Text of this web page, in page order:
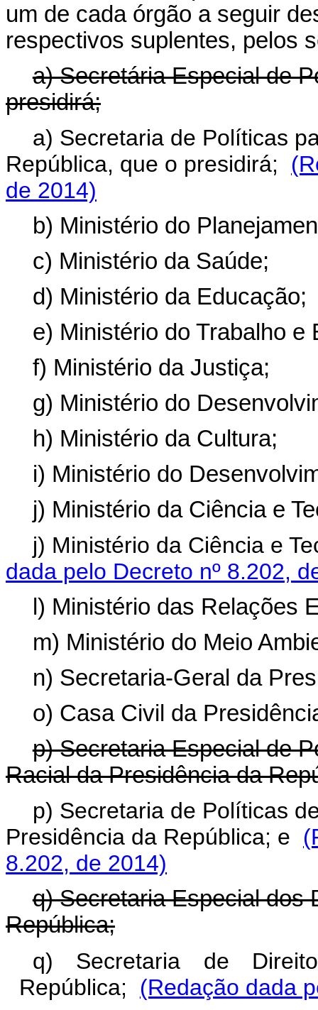
um de cada órgão a seguir
respectivos suplentes, pelos
a) Secretária Especial de
presidirá;
a) Secretaria de Políticas
República, que o presidirá;
de 2014)
b) Ministério do
c) Ministério da Saúde;
d) Ministério da Educação;
e) Ministério do Trabalho e
f) Ministério da Justiça;
g) Ministério do
h) Ministério da Cultura;
i) Ministério do
j) Ministério da Ciência e
j) Ministério da Ciência e
dada pelo Decreto nº 8.202,
l) Ministério das Relações
m) Ministério do Meio
n) Secretaria-Geral da
o) Casa Civil da
p) Secretaria Especial de
Racial da Presidência da
p) Secretaria de Políticas
Presidência da República; e
8.202, de 2014)
q) Secretaria Especial dos
República;
q) Secretaria de
República; (Redação dada